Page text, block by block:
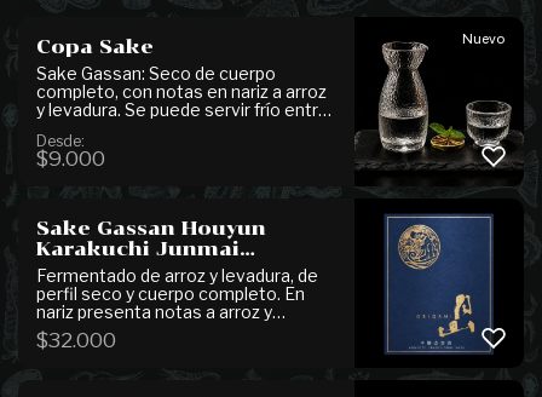
Copa Sake
Sake Gassan: Seco de cuerpo
completo, con notas en nariz a arroz
y levadura. Se puede servir frío entre
entre 40° y 50°C.
Desde:
$9.000
Nuevo
Sake Gassan Houyun
Karakuchi Junmai
(Botella)
Fermentado de arroz y levadura, de
perfil seco y cuerpo completo. En
nariz presenta notas a arroz y
levadura. Se puede servir frío entre
5° y 15°C, o ligeramente caliente
$32.000